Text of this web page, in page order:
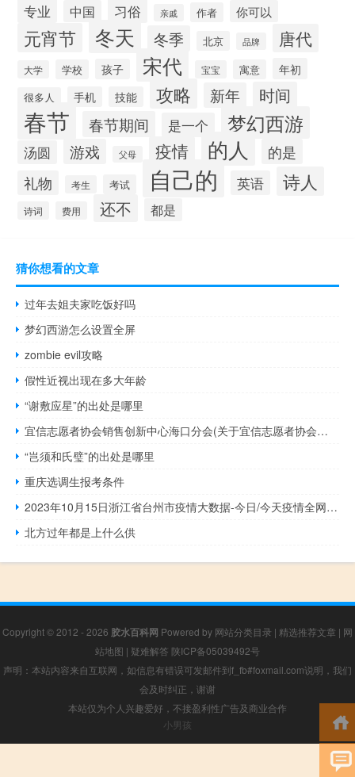
专业 中国 习俗 亲戚 作者 你可以
元宵节 冬天 冬季 北京 品牌 唐代
大学 学校 孩子 宋代 宝宝 寓意 年初
很多人 手机 技能 攻略 新年 时间
春节 春节期间 是一个 梦幻西游
汤圆 游戏 父母 疫情 的人 的是
礼物 考生 考试 自己的 英语 诗人
诗词 费用 还不 都是
猜你想看的文章
过年去姐夫家吃饭好吗
梦幻西游怎么设置全屏
zombie evil攻略
假性近视出现在多大年龄
“谢敷应星”的出处是哪里
宜信志愿者协会销售创新中心海口分会(关于宜信志愿者协会销售创新中心海口分会简述)
“岂须和氏璧”的出处是哪里
重庆选调生报考条件
2023年10月15日浙江省台州市疫情大数据-今日/今天疫情全网搜索最新实时消息动态情况通知播报
北方过年都是上什么供
Copyright © 2012 - 2026 胶水百科网 Powered by 网站分类目录 | 精选推荐文章 | 网
站地图 | 疑难解答 陕ICP备05039492号
声明：本站内容来自互联网，如信息有错误可发邮件到f_fb#foxmail.com说明，我们
会及时纠正，谢谢
本站仅为个人兴趣爱好，不接盈利性广告及商业合作
小男孩